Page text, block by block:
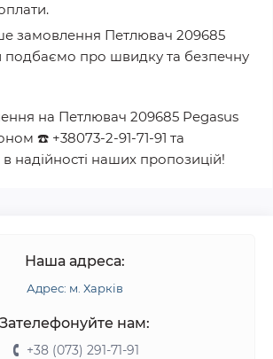
замовлення Петлювач 209685
подбаємо про швидку та безпечну
на Петлювач 209685 Pegasus
☎️ +38073-2-91-71-91 та
надійності наших пропозицій!
Наша адреса:
Адрес: м. Харків
Зателефонуйте нам:
+38 (073) 291-71-91